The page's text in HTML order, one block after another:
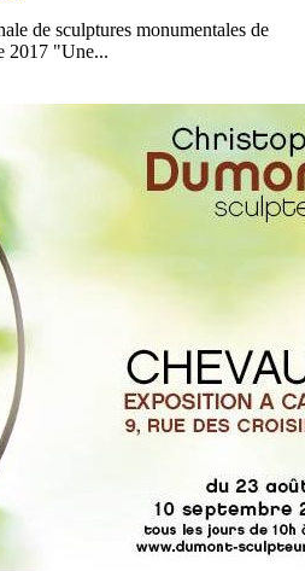
de sculptures monumentales de
2017 "Une...